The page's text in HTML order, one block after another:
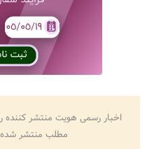
اخبار رسمی هویت منتشر
مطلب منتشر